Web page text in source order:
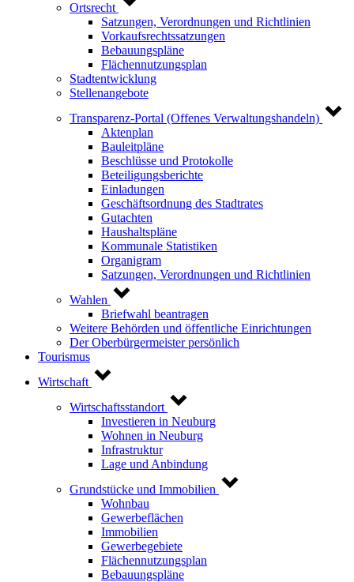
Ortsrecht
Satzungen, Verordnungen und Richtlinien
Vorkaufsrechtssatzungen
Bebauungspläne
Flächennutzungsplan
Stadtentwicklung
Stellenangebote
Transparenz-Portal (Offenes Verwaltungshandeln)
Aktenplan
Bauleitpläne
Beschlüsse und Protokolle
Beteiligungsberichte
Einladungen
Geschäftsordnung des Stadtrates
Gutachten
Haushaltspläne
Kommunale Statistiken
Organigram
Satzungen, Verordnungen und Richtlinien
Wahlen
Briefwahl beantragen
Weitere Behörden und öffentliche Einrichtungen
Der Oberbürgermeister persönlich
Tourismus
Wirtschaft
Wirtschaftsstandort
Investieren in Neuburg
Wohnen in Neuburg
Infrastruktur
Lage und Anbindung
Grundstücke und Immobilien
Wohnbau
Gewerbeflächen
Immobilien
Gewerbegebiete
Flächennutzungsplan
Bebauungspläne